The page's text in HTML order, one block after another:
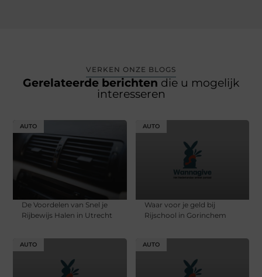
VERKEN ONZE BLOGS
Gerelateerde berichten die u mogelijk
interesseren
AUTO
De Voordelen van Snel je
Rijbewijs Halen in Utrecht
AUTO
Waar voor je geld bij
Rijschool in Gorinchem
AUTO AUTO